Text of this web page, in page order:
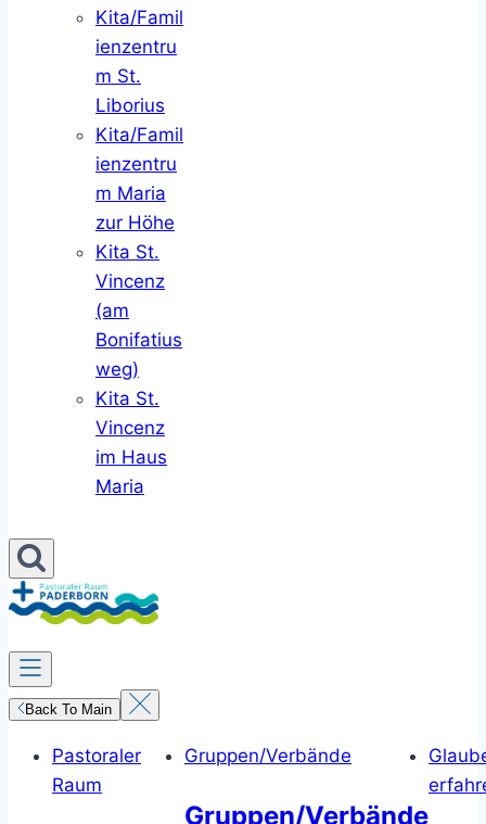
Kita/Famil
ienzentru
m St.
Liborius
Kita/Famil
ienzentru
m Maria
zur Höhe
Kita St.
Vincenz
(am
Bonifatius
weg)
Kita St.
Vincenz
im Haus
Maria
Back To Main
Pastoraler
Raum
Gruppen/Verbände
Gruppen/Verbände